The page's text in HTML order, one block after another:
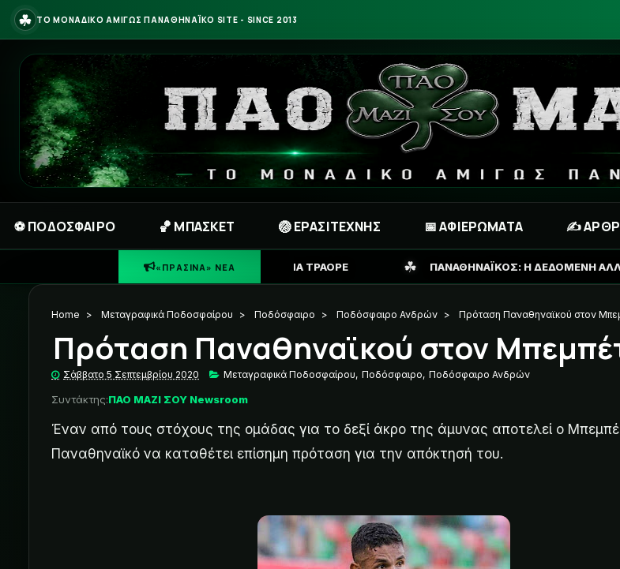
☘ ΤΟ ΜΟΝΑΔΙΚΟ ΑΜΙΓΩΣ ΠΑΝΑΘΗΝΑΪΚΟ SITE - SINCE 2013
⚽ ΠΟΔΟΣΦΑΙΡΟ 🏀 ΜΠΑΣΚΕΤ 🏐 ΕΡΑΣΙΤΕΧΝΗΣ 📅 ΑΦΙΕΡΩΜΑΤΑ ✍️
«ΠΡΑΣΙΝΑ» ΝΕΑ ΠΑΝΑΘΗΝΑΪΚΟΣ: Η ΔΕΔΟΜΕΝΗ ΑΛΛΑΓΗ ΣΤΗΝ 11ΑΔΑ ΓΙΑ
Home > Μεταγραφικά Ποδοσφαίρου > Ποδόσφαιρο > Ποδόσφαιρο Ανδρών > Πρόταση Παναθηναϊκού στον
Πρόταση Παναθηναϊκού στον
Σάββατο 5 Σεπτεμβρίου 2020 Μεταγραφικά Ποδοσφαίρου, Ποδόσφαιρο, Ποδόσφαιρο Ανδρών
Συντάκτης:ΠΑΟ ΜΑΖΙ ΣΟΥ Newsroom
Έναν από τους στόχους της ομάδας για το δεξί άκρο της άμυνας αποτελεί ο
Παναθηναϊκό να καταθέτει επίσημη πρόταση για την απόκτησή του.